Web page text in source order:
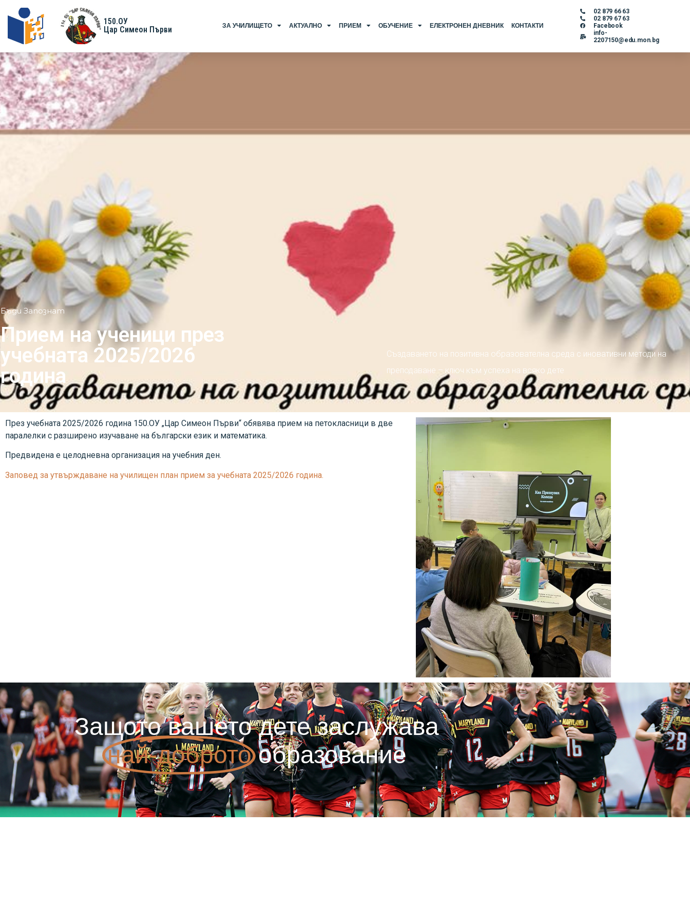
150.ОУ
Цар Симеон Първи
ЗА УЧИЛИЩЕТО АКТУАЛНО ПРИЕМ ОБУЧЕНИЕ ЕЛЕКТРОНЕН ДНЕВНИК КОНТАКТИ
02 879 66 63
02 879 67 63
Facebook
info-
2207150@edu.mon.bg
Бъди Запознат
Прием на ученици през
учебната 2025/2026
година
Създаването на позитивна образователна среда с иновативни методи на
преподаване – ключ към успеха на всяко дете
През учебната 2025/2026 година 150.ОУ „Цар Симеон Първи“ обявява прием на петокласници в две
паралелки с разширено изучаване на български език и математика.
Предвидена е целодневна организация на учебния ден.
Заповед за утвърждаване на училищен план прием за учебната 2025/2026 година.
Защото вашето дете заслужава
най-доброто образование